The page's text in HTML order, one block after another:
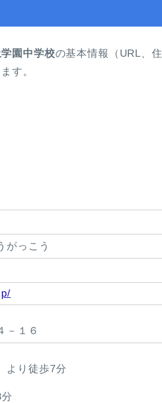
園中学校の基本情報（URL、住
す。
がっこう
－１６
より徒歩7分